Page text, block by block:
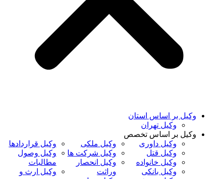
وکیل بر اساس استان
وکیل تهران
وکیل بر اساس تخصص
وکیل داوری
وکیل قتل
وکیل خانواده
وکیل بانکی
وکیل ملکی
وکیل شرکت ها
وکیل انحصار
وراثت
وکیل قراردادها
وکیل وصول
مطالبات
وکیل ارث و